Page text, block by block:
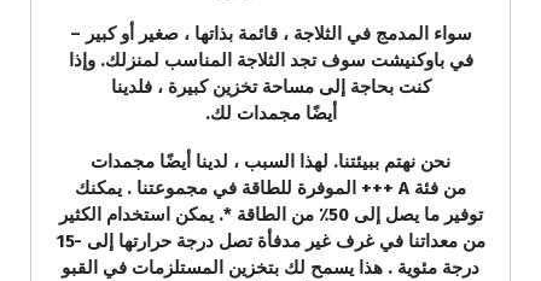
سواء المدمج في الثلاجة ، قائمة بذاتها ، صغير أو كبير –
في باوكنيشت سوف تجد الثلاجة المناسب لمنزلك. وإذا
كنت بحاجة إلى مساحة تخزين كبيرة ، فلدينا
أيضًا مجمدات لك.
نحن نهتم ببيئتنا. لهذا السبب ، لدينا أيضًا مجمدات
من فئة A +++ الموفرة للطاقة في مجموعتنا . يمكنك
توفير ما يصل إلى 50٪ من الطاقة *. يمكن استخدام الكثير
من معداتنا في غرف غير مدفأة تصل درجة حرارتها إلى -15
درجة مئوية . هذا يسمح لك بتخزين المستلزمات في القبو